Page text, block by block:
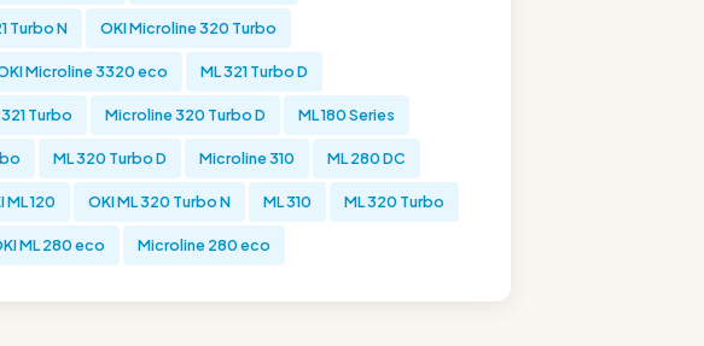
Turbo N OKI Microline 320 Turbo
Microline 3320 eco ML 321 Turbo D
Turbo Microline 320 Turbo D ML 180 Series
ML 320 Turbo D Microline 310 ML 280 DC
ML 120 OKI ML 320 Turbo N ML 310 ML 320 Turbo
ML 280 eco Microline 280 eco